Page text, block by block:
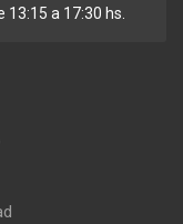
13:15 a 17:30 hs.